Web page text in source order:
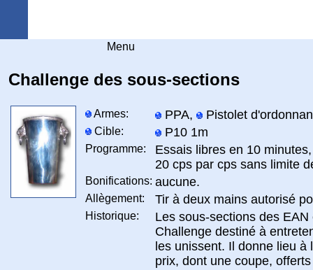
Menu
Challenge des sous-sections
Armes: PPA, Pistolet
Cible: P10 1m
Programme:
Essais libres en 10 minutes,
20 cps par cps sans limite
Bonifications: aucune.
Allègement: Tir à deux mains autorisé
Historique:
Les sous-sections des
Challenge destiné à
les unissent. Il donne lieu à
prix, dont une coupe,